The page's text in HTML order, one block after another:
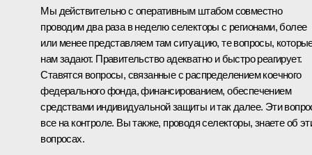
Мы действительно с оперативным штабом совместно
проводим два раза в неделю селекторы с регионами, более
или менее представляем там ситуацию, те вопросы,
нам задают. Правительство адекватно и быстро реагирует.
Ставятся вопросы, связанные с распределением коечного
федерального фонда, финансированием, обеспечением
средствами индивидуальной защиты и так далее. Эти
все на контроле. Вы также, проводя селекторы, знаете об
вопросах.